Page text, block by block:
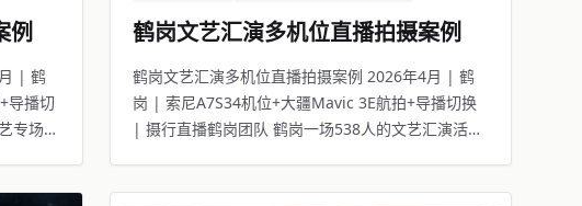
例
| 鹤
导播切
专场活
鹤岗文艺汇演多机位直播拍摄案例
鹤岗文艺汇演多机位直播拍摄案例 2026年4月 | 鹤
岗 | 索尼A7S34机位+大疆Mavic 3E航拍+导播切换
| 摄行直播鹤岗团队 鹤岗一场538人的文艺汇演活